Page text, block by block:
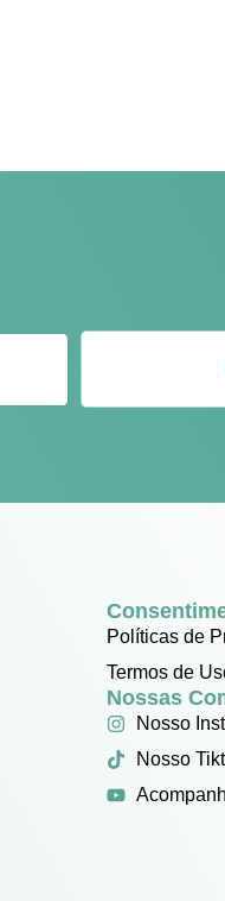
Políticas de
Termos de
Nossas
Nosso
Nosso